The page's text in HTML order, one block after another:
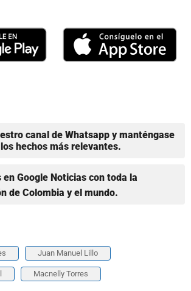
canal de Whatsapp y manténgase
hechos más relevantes.
Google Noticias con toda la
de Colombia y el mundo.
Juan Manuel Lillo
Macnelly Torres